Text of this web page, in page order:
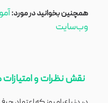
همچنین بخوانید در مورد:
وب‌سایت
نقش نظرات و